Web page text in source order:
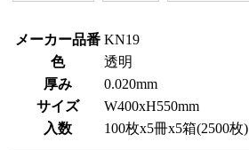
メーカー品番 KN19
色
透明
厚み
0.020mm
サイズ
W400xH550mm
入数
100枚x5冊x5箱(2500枚)